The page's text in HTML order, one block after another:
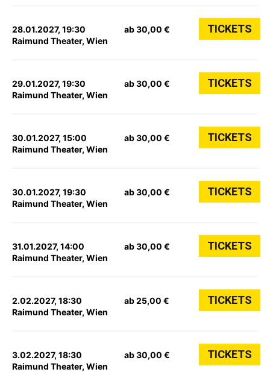
28.01.2027, 19:30
Raimund Theater, Wien
ab 30,00 € TICKETS
29.01.2027, 19:30
Raimund Theater, Wien
ab 30,00 € TICKETS
30.01.2027, 15:00
Raimund Theater, Wien
ab 30,00 € TICKETS
30.01.2027, 19:30
Raimund Theater, Wien
ab 30,00 € TICKETS
31.01.2027, 14:00
Raimund Theater, Wien
ab 30,00 € TICKETS
2.02.2027, 18:30
Raimund Theater, Wien
ab 25,00 € TICKETS
3.02.2027, 18:30
Raimund Theater, Wien
ab 30,00 € TICKETS